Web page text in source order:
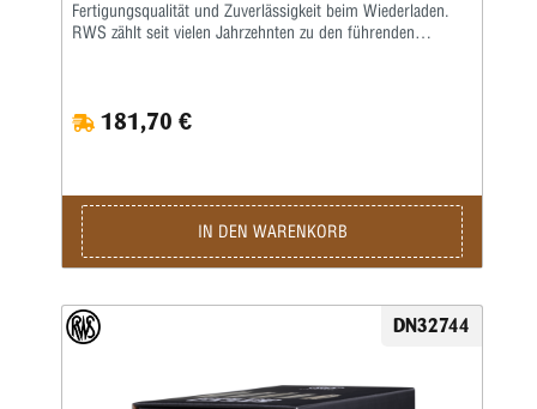
Fertigungsqualität und Zuverlässigkeit beim Wiederladen.
RWS zählt seit vielen Jahrzehnten zu den führenden
Sportschützen schätzen die gleichmäßige Materialstärke und
die exakte Maßhaltigkeit dieser hochwertigen Hülsen.
präzise und zuverlässige Laborierungen. Die präzise
Hülsengeometrie sorgt für eine sichere Zündung sowie
gleichmäßige Gasdrücke, was sich positiv auf die
Schussleistung und Wiederholgenauigkeit auswirkt.
Lebensdauer und ermöglicht eine mehrfache
Wiederverwendung beim Wiederladen. Dank der sauberen
weiterverarbeiten. Dadurch eignen sie sich ideal für
181,70 €
IN DEN WARENKORB
DN32744